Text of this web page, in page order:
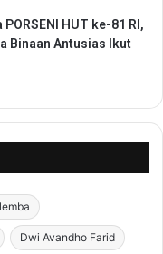
HUT ke-81 RI,
Binaan Antusias Ikut
Dwi Avandho Farid